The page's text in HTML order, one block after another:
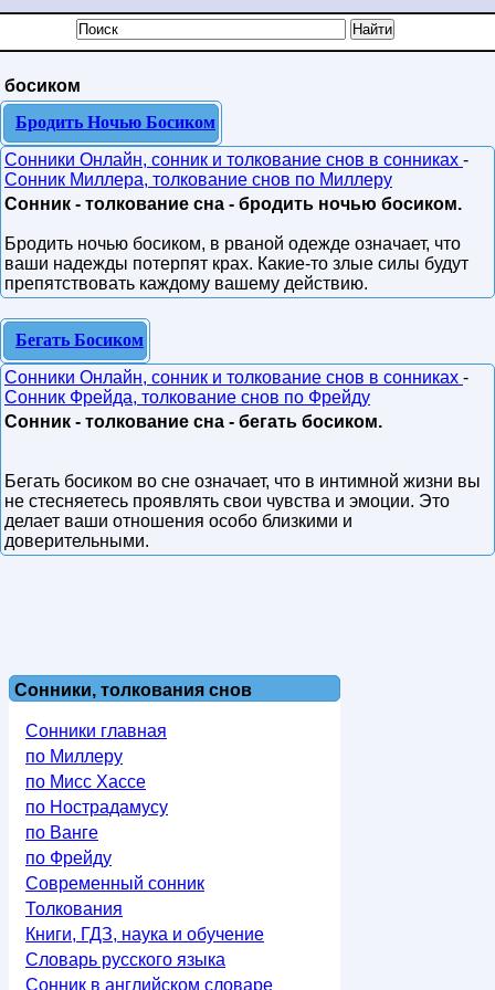
босиком
Бродить Ночью Босиком
Сонники Онлайн, сонник и толкование снов в сонниках -
Сонник Миллера, толкование снов по Миллеру
Сонник - толкование сна - бродить ночью босиком.
Бродить ночью босиком, в рваной одежде означает, что
ваши надежды потерпят крах. Какие-то злые силы будут
препятствовать каждому вашему действию.
Бегать Босиком
Сонники Онлайн, сонник и толкование снов в сонниках -
Сонник Фрейда, толкование снов по Фрейду
Сонник - толкование сна - бегать босиком.
Бегать босиком во сне означает, что в интимной жизни вы
не стесняетесь проявлять свои чувства и эмоции. Это
делает ваши отношения особо близкими и
доверительными.
Сонники, толкования снов
Сонники главная
по Миллеру
по Мисс Хассе
по Нострадамусу
по Ванге
по Фрейду
Современный сонник
Толкования
Книги, ГДЗ, наука и обучение
Словарь русского языка
Сонник в английском словаре